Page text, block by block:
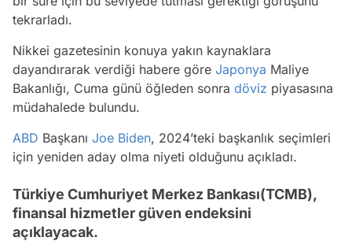
tekrarladı.
Nikkei gazetesinin konuya yakın kaynaklara
dayandırarak verdiği habere göre Japonya Maliye
Bakanlığı, Cuma günü öğleden sonra döviz piyasasına
müdahalede bulundu.
ABD Başkanı Joe Biden, 2024’teki başkanlık seçimleri
için yeniden aday olma niyeti olduğunu açıkladı.
Türkiye Cumhuriyet Merkez Bankası(TCMB),
finansal hizmetler güven endeksini
açıklayacak.